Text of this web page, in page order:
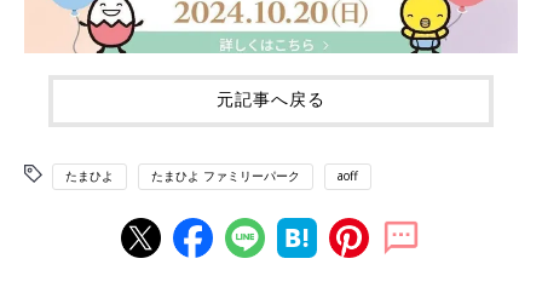
元記事へ戻る
たまひよ たまひよ ファミリーパーク aoff